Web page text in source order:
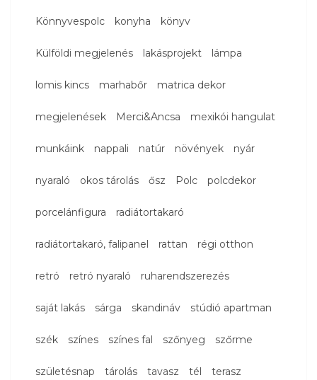
Könnyvespolc konyha könyv
Külföldi megjelenés lakásprojekt lámpa
lomis kincs marhabőr matrica dekor
megjelenések Merci&Ancsa mexikói hangulat
munkáink nappali natúr növények nyár
nyaraló okos tárolás ősz Polc polcdekor
porcelánfigura radiátortakaró
radiátortakaró, falipanel rattan régi otthon
retró retró nyaraló ruharendszerezés
saját lakás sárga skandináv stúdió apartman
szék színes színes fal szőnyeg szőrme
születésnap tárolás tavasz tél terasz